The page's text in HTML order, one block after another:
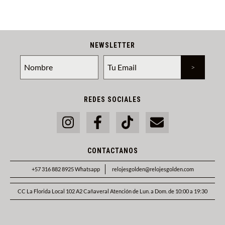
NEWSLETTER
REDES SOCIALES
CONTACTANOS
+57 316 882 8925 Whatsapp relojesgolden@relojesgolden.com
CC La Florida Local 102 A2 Cañaveral Atención de Lun. a Dom. de 10:00 a 19:30